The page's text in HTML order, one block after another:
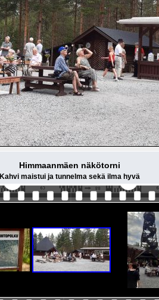
Himmaanmäen näkötorni
Kahvi maistui ja tunnelma sekä ilma hyvä